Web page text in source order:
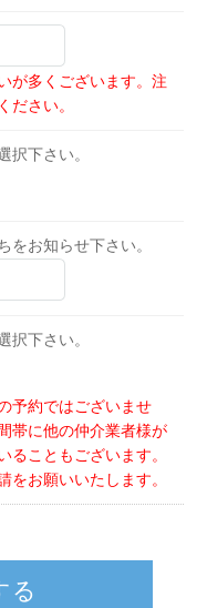
が多くございます。注
ださい。
択下さい。
をお知らせ下さい。
択下さい。
予約ではございませ
帯に他の仲介業者様が
ることもございます。
をお願いいたします。